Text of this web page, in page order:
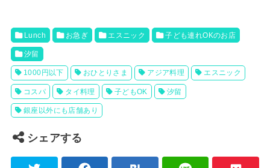
Lunch お急ぎ エスニック 子ども連れOKのお店
汐留
1000円以下 おひとりさま アジア料理 エスニック
コスパ タイ料理 子どもOK 汐留
銀座以外にも店舗あり
シェアする